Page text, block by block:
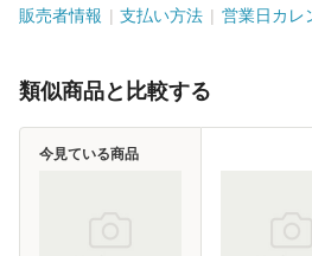
販売者情報 支払い方法 営業日カレ
類似商品と比較する
今見ている商品